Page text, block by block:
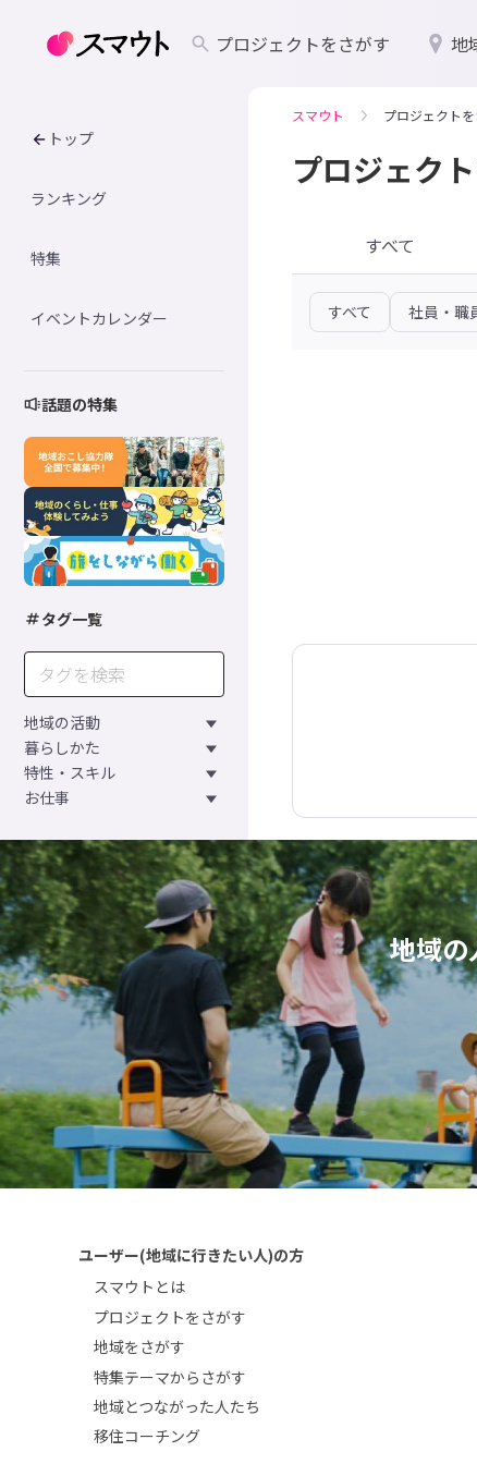
プロジェクトをさがす 地
トップ
ランキング
特集
イベントカレンダー
話題の特集
タグ一覧
地域の活動
暮らしかた
特性・スキル
お仕事
スマウト プロジェクト
プロジェク
すべて
すべて 社員・職
地域
ユーザー(地域に行きたい人)の方
スマウトとは
プロジェクトをさがす
地域をさがす
特集テーマからさがす
地域とつながった人たち
移住コーチング